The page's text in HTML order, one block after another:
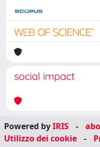
social impact
Powered byIRIS -
Utilizzo dei cookie
-